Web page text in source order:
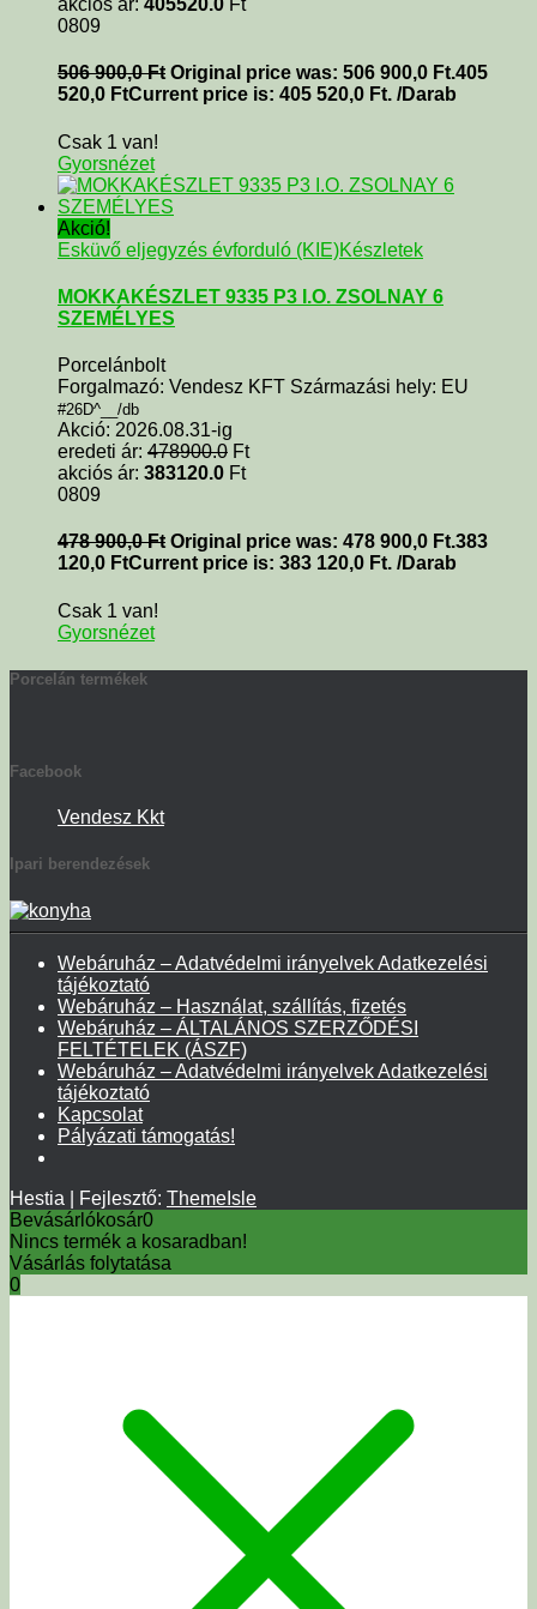
akciós ár: 405520.0 Ft
0809
506 900,0Ft Original price was: 506 900,0 Ft.405
520,0 FtCurrent price is: 405 520,0 Ft. /Darab
Csak 1 van!
Gyorsnézet
Akció!
Esküvő eljegyzés évforduló (KIE)Készletek
MOKKAKÉSZLET 9335 P3 I.O. ZSOLNAY 6
SZEMÉLYES
Porcelánbolt
Forgalmazó: Vendesz KFT Származási hely: EU
#26D^__/db
Akció: 2026.08.31-ig
eredeti ár: 478900.0 Ft
akciós ár: 383120.0 Ft
0809
478 900,0Ft Original price was: 478 900,0 Ft.383
120,0 FtCurrent price is: 383 120,0 Ft. /Darab
Csak 1 van!
Gyorsnézet
Porcelán termékek
Facebook
Vendesz Kkt
Ipari berendezések
Webáruház – Adatvédelmi irányelvek Adatkezelési
tájékoztató
Webáruház – Használat, szállítás, fizetés
Webáruház – ÁLTALÁNOS SZERZŐDÉSI
FELTÉTELEK (ÁSZF)
Webáruház – Adatvédelmi irányelvek Adatkezelési
tájékoztató
Kapcsolat
Pályázati támogatás!
Hestia | Fejlesztő: ThemeIsle
Bevásárlókosár0
Nincs termék a kosaradban!
Vásárlás folytatása
0